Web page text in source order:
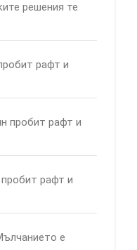
решения те
рафт и
пробит рафт и
рафт и
е